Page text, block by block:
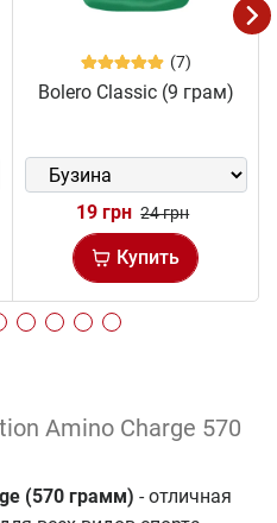
(7)
Bolero Classic (9 грам)
19 грн 24 грн
Купить
Amino Charge 570
(570 грамм) - отличная